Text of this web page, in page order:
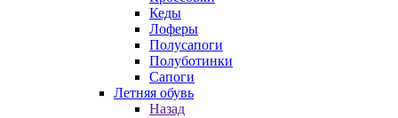
Кеды
Лоферы
Полусапоги
Полуботинки
Сапоги
Летняя обувь
Назад